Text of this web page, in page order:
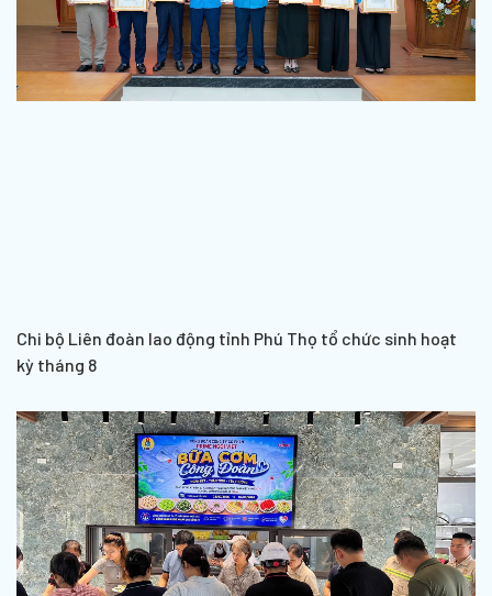
Chi bộ Liên đoàn lao động tỉnh Phú Thọ tổ chức sinh hoạt
kỳ tháng 8